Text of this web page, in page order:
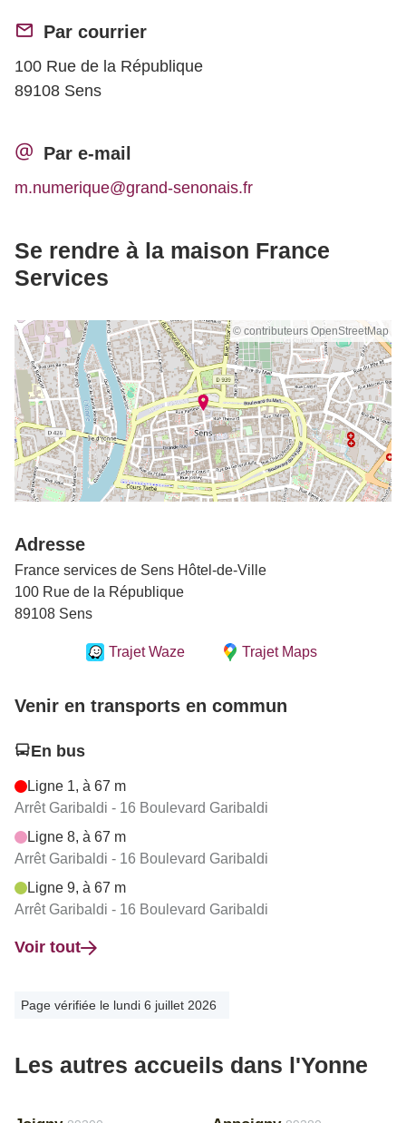
Par courrier
100 Rue de la République
89108 Sens
Par e-mail
m.numerique@grand-senonais.fr
Se rendre à la maison France
Services
© contributeurs OpenStreetMap
Adresse
France services de Sens Hôtel-de-Ville
100 Rue de la République
89108 Sens
Trajet Waze Trajet Maps
Venir en transports en commun
En bus
Ligne 1, à 67 m
Arrêt Garibaldi - 16 Boulevard Garibaldi
Ligne 8, à 67 m
Arrêt Garibaldi - 16 Boulevard Garibaldi
Ligne 9, à 67 m
Arrêt Garibaldi - 16 Boulevard Garibaldi
Voir tout
Page vérifiée le lundi 6 juillet 2026
Les autres accueils dans l'Yonne